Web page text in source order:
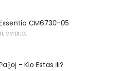
CM6730-05
GVIDILOJ
- Kio Estas Ili?